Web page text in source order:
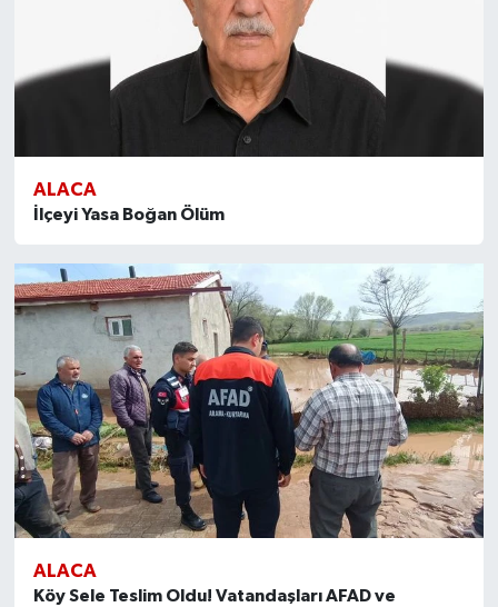
ALACA
İlçeyi Yasa Boğan Ölüm
ALACA
Köy Sele Teslim Oldu! Vatandaşları AFAD ve